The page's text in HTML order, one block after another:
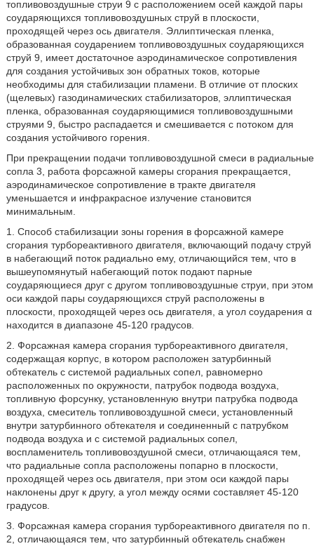
топливовоздушные струи 9 с расположением осей каждой пары
соударяющихся топливовоздушных струй в плоскости,
проходящей через ось двигателя. Эллиптическая пленка,
образованная соударением топливовоздушных соударяющихся
струй 9, имеет достаточное аэродинамическое сопротивления
для создания устойчивых зон обратных токов, которые
необходимы для стабилизации пламени. В отличие от плоских
(щелевых) газодинамических стабилизаторов, эллиптическая
пленка, образованная соударяющимися топливовоздушными
струями 9, быстро распадается и смешивается с потоком для
создания устойчивого горения.
При прекращении подачи топливовоздушной смеси в радиальные
сопла 3, работа форсажной камеры сгорания прекращается,
аэродинамическое сопротивление в тракте двигателя
уменьшается и инфракрасное излучение становится
минимальным.
1. Способ стабилизации зоны горения в форсажной камере
сгорания турбореактивного двигателя, включающий подачу струй
в набегающий поток радиально ему, отличающийся тем, что в
вышеупомянутый набегающий поток подают парные
соударяющиеся друг с другом топливовоздушные струи, при этом
оси каждой пары соударяющихся струй расположены в
плоскости, проходящей через ось двигателя, а угол соударения α
находится в диапазоне 45-120 градусов.
2. Форсажная камера сгорания турбореактивного двигателя,
содержащая корпус, в котором расположен затурбинный
обтекатель с системой радиальных сопел, равномерно
расположенных по окружности, патрубок подвода воздуха,
топливную форсунку, установленную внутри патрубка подвода
воздуха, смеситель топливовоздушной смеси, установленный
внутри затурбинного обтекателя и соединенный с патрубком
подвода воздуха и с системой радиальных сопел,
воспламенитель топливовоздушной смеси, отличающаяся тем,
что радиальные сопла расположены попарно в плоскости,
проходящей через ось двигателя, при этом оси каждой пары
наклонены друг к другу, а угол между осями составляет 45-120
градусов.
3. Форсажная камера сгорания турбореактивного двигателя по п.
2, отличающаяся тем, что затурбинный обтекатель снабжен